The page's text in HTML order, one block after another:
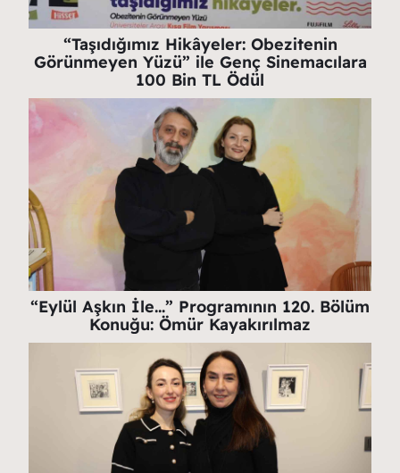
“Taşıdığımız Hikâyeler: Obezitenin
Görünmeyen Yüzü” ile Genç Sinemacılara
100 Bin TL Ödül
“Eylül Aşkın İle…” Programının 120. Bölüm
Konuğu: Ömür Kayakırılmaz